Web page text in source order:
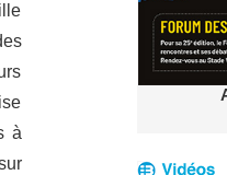
à